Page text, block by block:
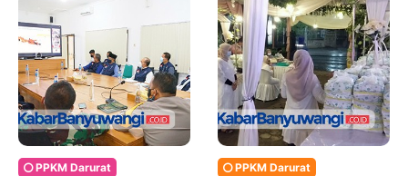
PPKM Darurat PPKM Darurat